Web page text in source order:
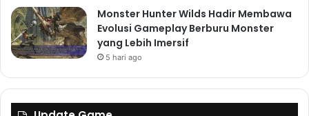
Monster Hunter Wilds Hadir Membawa
Evolusi Gameplay Berburu Monster
yang Lebih Imersif
5 hari ago